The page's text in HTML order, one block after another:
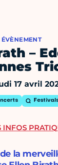
ÉVÈNEMENT
–
17 avril
la
INFOS